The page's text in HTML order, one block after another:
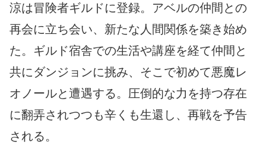
涼は冒険者ギルドに登録。アベルの仲間との
再会に立ち会い、新たな人間関係を築き始め
た。ギルド宿舎での生活や講座を経て仲間と
共にダンジョンに挑み、そこで初めて悪魔レ
オノールと遭遇する。圧倒的な力を持つ存在
に翻弄されつつも辛くも生還し、再戦を予告
される。